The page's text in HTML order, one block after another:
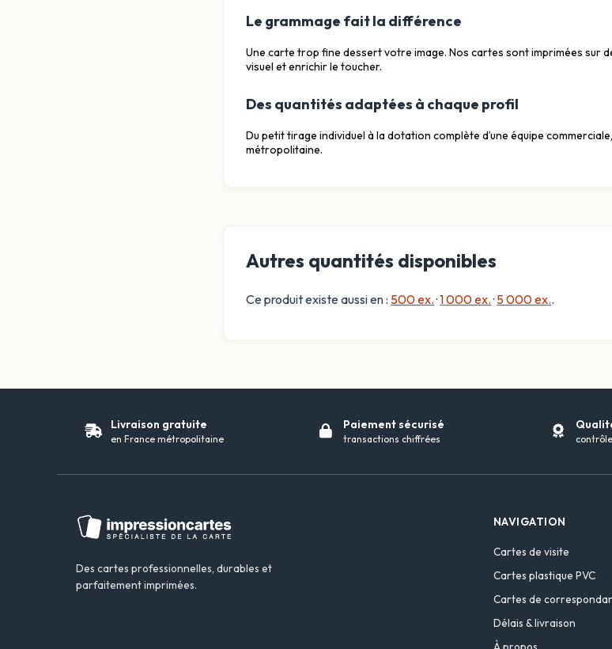
Le grammage fait la différence
Une carte trop fine dessert votre image. Nos cartes sont imprimées sur
visuel et enrichir le toucher.
Des quantités adaptées à chaque profil
Du petit tirage individuel à la dotation complète d’une équipe
métropolitaine.
Autres quantités disponibles
Ce produit existe aussi en : 500 ex.·1 000 ex.· 5 000 ex..
Livraison gratuite
en France métropolitaine
Paiement sécurisé
transactions chiffrées
Des cartes professionnelles, durables et
parfaitement imprimées.
NAVIGATION
Cartes de visite
Cartes plastique PVC
Cartes de
Délais & livraison